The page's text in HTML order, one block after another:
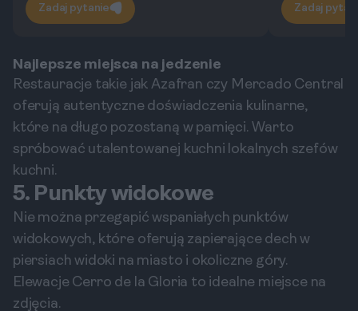
Zadaj pytanie Zadaj
Najlepsze miejsca na jedzenie
Restauracje takie jak Azafran czy Mercado Central
oferują autentyczne doświadczenia kulinarne,
które na długo pozostaną w pamięci. Warto
spróbować utalentowanej kuchni lokalnych szefów
kuchni.
5. Punkty widokowe
Nie można przegapić wspaniałych punktów
widokowych, które oferują zapierające dech w
piersiach widoki na miasto i okoliczne góry.
Elewacje Cerro de la Gloria to idealne miejsce na
zdjęcia.